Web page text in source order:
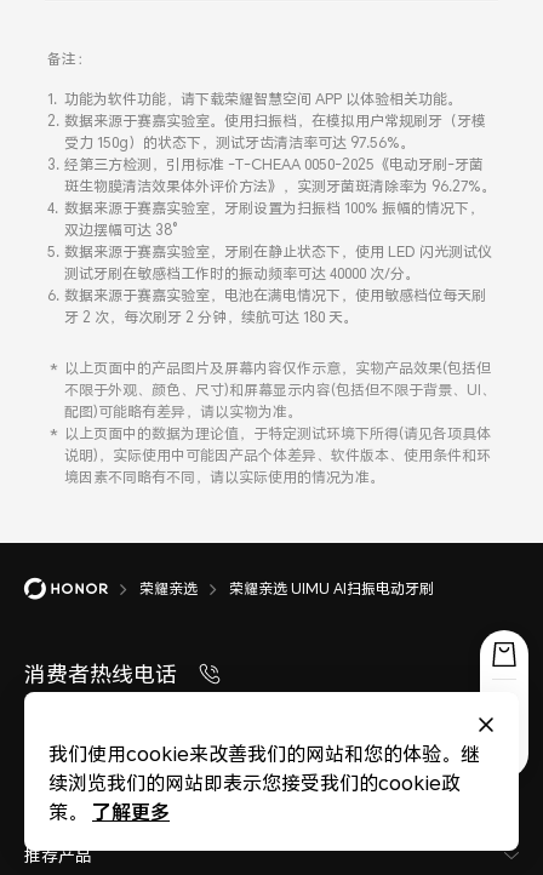
备注：
功能为软件功能，请下载荣耀智慧空间 APP 以体验相关功能。
数据来源于赛嘉实验室。使用扫振档，在模拟用户常规刷牙（牙模
受力 150g）的状态下，测试牙齿清洁率可达 97.56%。
经第三方检测，引用标准 -T-CHEAA 0050-2025《电动牙刷-牙菌
斑生物膜清洁效果体外评价方法》，实测牙菌斑清除率为 96.27%。
数据来源于赛嘉实验室，牙刷设置为扫振档 100% 振幅的情况下，
双边摆幅可达 38°
数据来源于赛嘉实验室，牙刷在静止状态下，使用 LED 闪光测试仪
测试牙刷在敏感档工作时的振动频率可达 40000 次/分。
数据来源于赛嘉实验室，电池在满电情况下，使用敏感档位每天刷
牙 2 次，每次刷牙 2 分钟，续航可达 180 天。
以上页面中的产品图片及屏幕内容仅作示意，实物产品效果(包括但
不限于外观、颜色、尺寸)和屏幕显示内容(包括但不限于背景、UI、
配图)可能略有差异，请以实物为准。
以上页面中的数据为理论值，于特定测试环境下所得(请见各项具体
说明)，实际使用中可能因产品个体差异、软件版本、使用条件和环
境因素不同略有不同，请以实际使用的情况为准。
荣耀亲选 荣耀亲选 UIMU AI扫振电动牙刷
消费者热线电话
在线客服
推荐产品
我们使用cookie来改善我们的网站和您的体验。继
续浏览我们的网站即表示您接受我们的cookie政
策。
了解更多